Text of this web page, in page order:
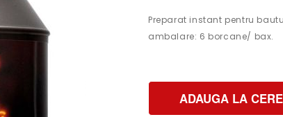
Preparat instant pentru
ambalare: 6 borcane/ bax.
ADAUGA LA